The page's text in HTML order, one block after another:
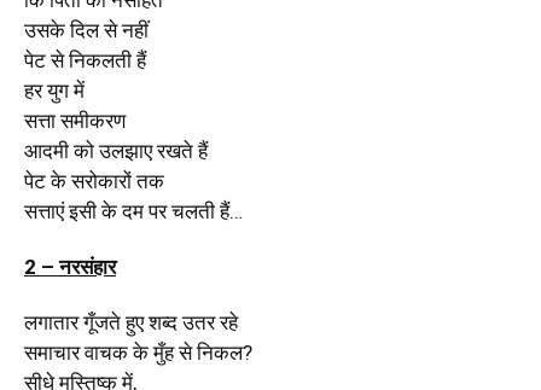
उसके दिल से नहीं
पेट से निकलती हैं
हर युग में
सत्ता समीकरण
आदमी को उलझाए रखते हैं
पेट के सरोकारों तक
सत्ताएं इसी के दम पर चलती हैं…
2 – नरसंहार
लगातार गूँजते हुए शब्द उतर रहे
समाचार वाचक के मुँह से निकल?
सीधे मस्तिष्क में,